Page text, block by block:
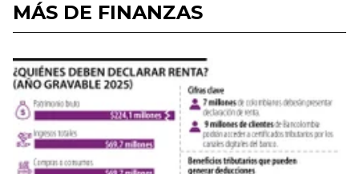
MÁS DE FINANZAS